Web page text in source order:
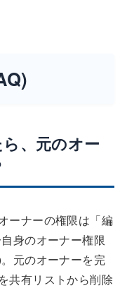
、元のオー
ーナーの権限は「編
身のオーナー権限
元のオーナーを完
共有リストから削除